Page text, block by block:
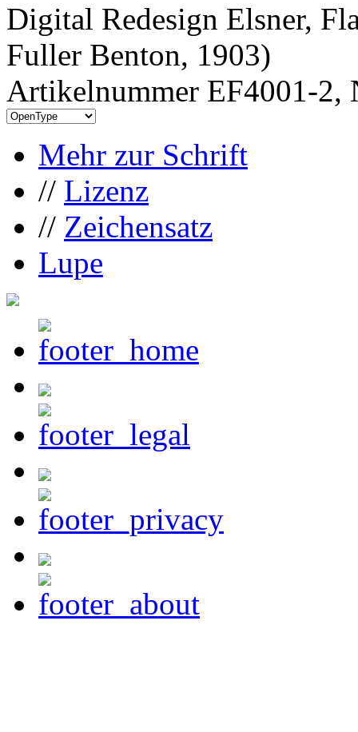
Digital Redesign Elsner,
Fuller Benton, 1903)
Artikelnummer EF4001-2,
Mehr zur Schrift
// Lizenz
// Zeichensatz
Lupe